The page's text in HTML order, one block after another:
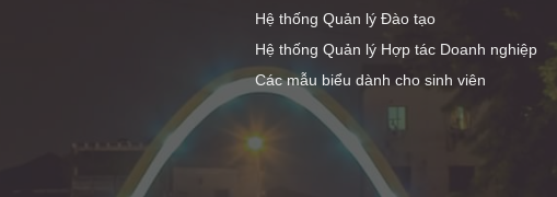
Hệ thống Quản lý Đào tạo
Hệ thống Quản lý Hợp tác Doanh nghiệp
Các mẫu biểu dành cho sinh viên